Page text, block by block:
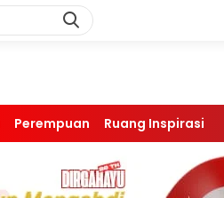
Perempuan Ruang Inspirasi